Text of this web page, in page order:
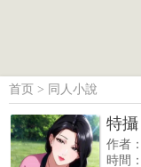
首页 > 同人小說
特
作者：
時間